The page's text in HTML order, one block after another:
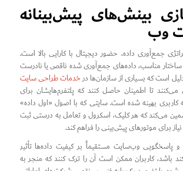
بینش‌های پیش‌بینانه
وب
جمع‌آوری داده، حضور دیجیتال با کارایی بالا است.
مناسب، داده‌های جمع‌آوری شده ناقص یا نادرست
است که بسیاری از سازمان‌ها درخدمات طراحی سایت
تا اطمینان حاصل کنند که پلتفرم‌هایشان برای
کاربری بهینه شده است. سایتی که با اصول «اول داده»
می‌کند که هر کلیک، اسکرول و تعامل به درستی ثبت
برای موتورهای پیش‌بینی را فراهم کند.
پاسخگویی وب‌سایت مستقیماً بر کیفیت داده‌ها تأثیر
باشد، کاربران ممکن است آن را ترک کنند که منجر به